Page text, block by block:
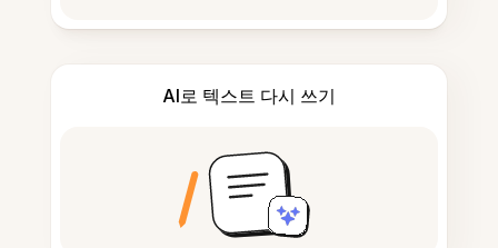
AI로 텍스트 다시 쓰기